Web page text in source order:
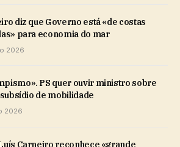
diz que Governo está «de costas
para economia do mar
2026
PS quer ouvir ministro sobre
de mobilidade
2026
Carneiro reconhece «grande